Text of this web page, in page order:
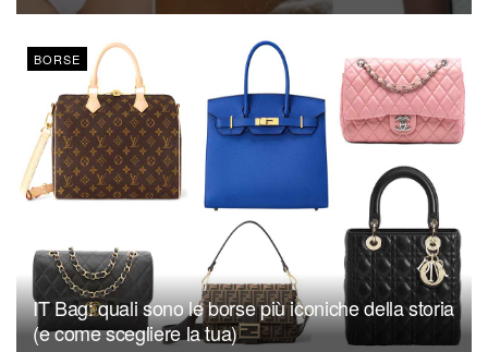
BORSE
IT Bag: quali sono le borse più iconiche della storia
(e come scegliere la tua)